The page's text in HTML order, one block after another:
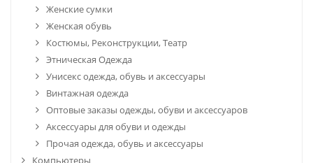
Женские сумки
Женская обувь
Костюмы, Реконструкции, Театр
Этническая Одежда
Унисекс одежда, обувь и аксессуары
Винтажная одежда
Оптовые заказы одежды, обуви и аксессуаров
Аксессуары для обуви и одежды
Прочая одежда, обувь и аксессуары
Компьютеры